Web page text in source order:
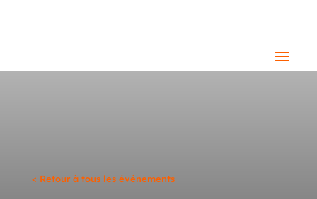
< Retour à tous les événements